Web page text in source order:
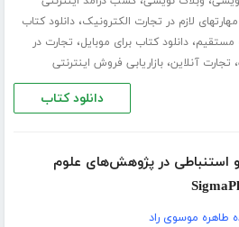
مهارتهای لازم در تجارت الکترونیک،دانلود کتاب
مستقیم،دانلود کتاب برای موبایل، تجارت در
، تجارت آنلاین،بازاریابی فروش اینترنتی
دانلود کتاب
استنباطی در پژوهش‌های علوم
طاهره موسوی راد